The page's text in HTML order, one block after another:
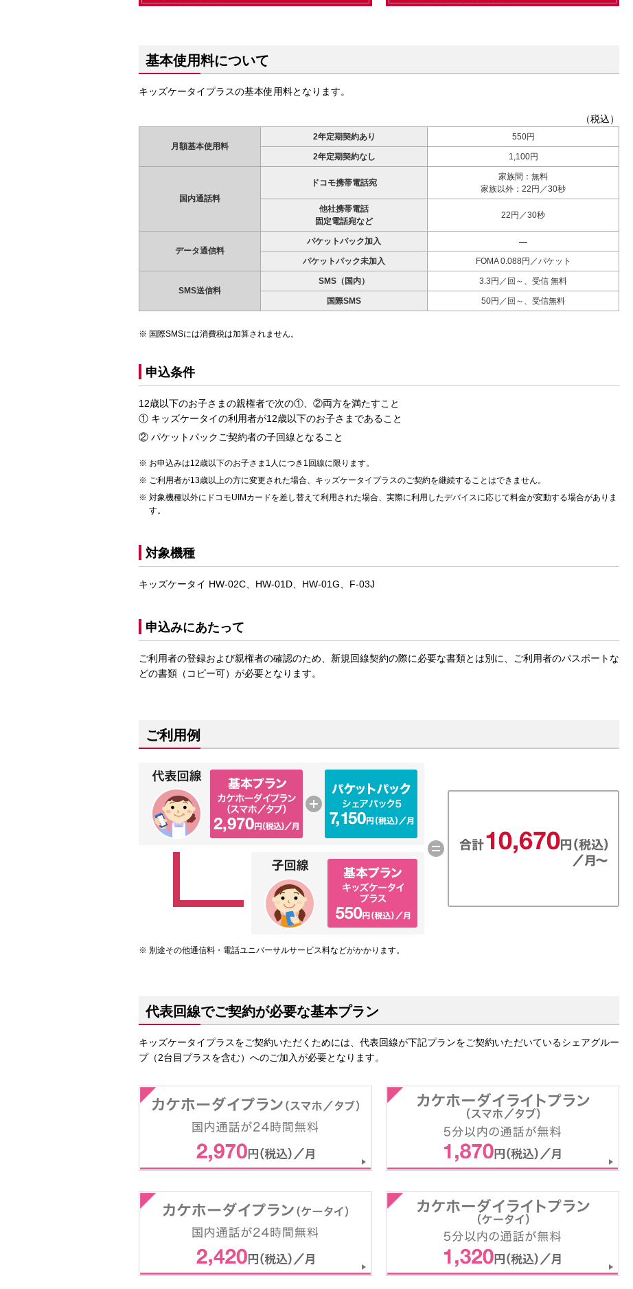
基本使用料について
キッズケータイプラスの基本使用料となります。
（税込）
月額基本使用料
2年定期契約あり 550円
2年定期契約なし 1,100円
国内通話料
ドコモ携帯電話宛
家族間：無料
家族以外：22円／30秒
他社携帯電話
固定電話宛など
22円／30秒
データ通信料
パケットパック加入
パケットパック未加入 FOMA 0.088円／パケット
SMS送信料
SMS（国内） 3.3円／回～、受信 無料
国際SMS 50円／回～、受信無料
国際SMSには消費税は加算されません。
申込条件
12歳以下のお子さまの親権者で次の①、②両方を満たすこと
キッズケータイの利用者が12歳以下のお子さまであること
パケットパックご契約者の子回線となること
お申込みは12歳以下のお子さま1人につき1回線に限ります。
ご利用者が13歳以上の方に変更された場合、キッズケータイプラスのご契約を継続することはできません。
対象機種以外にドコモUIMカードを差し替えて利用された場合、実際に利用したデバイスに応じて料金が変動する場合がありま
す。
対象機種
キッズケータイ HW-02C、HW-01D、HW-01G、F-03J
申込みにあたって
ご利用者の登録および親権者の確認のため、新規回線契約の際に必要な書類とは別に、ご利用者のパスポートな
どの書類（コピー可）が必要となります。
ご利用例
別途その他通信料・電話ユニバーサルサービス料などがかかります。
代表回線でご契約が必要な基本プラン
キッズケータイプラスをご契約いただくためには、代表回線が下記プランをご契約いただいているシェアグルー
プ（2台目プラスを含む）へのご加入が必要となります。